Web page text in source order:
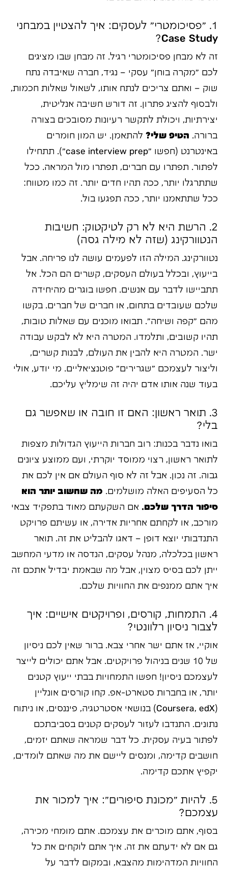
1. "פסיכומטרי" לעסקים: איך להצטיין במבחני
Case Study?
זה לא מבחן פסיכומטרי רגיל. זה מבחן שבו מציגים
לכם "מקרה בוחן" עסקי – נגיד, חברה שאיבדה נתח
שוק – ואתם צריכים לנתח אותו, לשאול שאלות חכמות,
ולבסוף להציג פתרון. זה דורש חשיבה אנליטית,
יצירתיות, ויכולת לתקשר רעיונות מסובכים בצורה
ברורה. הטיפ שלי? להתאמן. יש המון חומרים
באינטרנט (חפשו "case interview prep"). תתחילו
לפתור. תפתרו עם חברים, תפתרו מול המראה. ככל
שתתרגלו יותר, ככה תהיו חדים יותר. זה כמו מטווח:
ככל שתתאמנו יותר, ככה תפגעו בול.
2. הרשת היא לא רק לטיקטוק: חשיבות
הנטוורקינג (שזה לא מילה גסה)
נטוורקינג. המילה הזו לפעמים עושה לנו פריחה. אבל
בייעוץ, ובכלל בעולם העסקים, קשרים הם הכל. אל
תתביישו לדבר עם אנשים. חפשו בוגרים מהיחידה
שלכם שעובדים בתחום, או חברים של חברים. בקשו
מהם "קפה ושיחה". תבואו מוכנים עם שאלות טובות,
תהיו קשובים, ותלמדו. המטרה היא לא לבקש עבודה
ישר. המטרה היא להבין את העולם, לבנות קשרים,
וליצור לעצמכם "שגרירים" פוטנציאליים. מי יודע, אולי
בעוד שנה אותו אדם יהיה זה שימליץ עליכם.
3. תואר ראשון: האם זו חובה או שאפשר גם
בלי?
בואו נדבר בכנות: רוב חברות הייעוץ הגדולות מצפות
לתואר ראשון, רצוי ממוסד יוקרתי, ועם ממוצע ציונים
גבוה. זה נכון. אבל זה לא סוף העולם אם אין לכם את
כל הסעיפים האלה מושלמים. מה שחשוב יותר הוא
סיפור הדרך שלכם. אם השקעתם מאוד בתפקיד צבאי
מורכב, או לקחתם אחריות אדירה, או עשיתם פרויקט
התנדבותי יוצא דופן – דאגו להבליט את זה. תואר
ראשון בכלכלה, מנהל עסקים, הנדסה או מדעי המחשב
ייתן לכם בסיס מצוין, אבל מה שבאמת יבדיל אתכם זה
איך אתם ממנפים את החוויות שלכם.
4. התמחות, קורסים, ופרויקטים אישיים: איך
לצבור ניסיון רלוונטי?
אוקיי, אז אתם ישר אחרי צבא. ברור שאין לכם ניסיון
של 10 שנים בניהול פרויקטים. אבל אתם יכולים לייצר
לעצמכם ניסיון! חפשו התמחויות בבתי ייעוץ קטנים
יותר, או בחברות סטארט-אפ. קחו קורסים אונליין
(Coursera, edX) בנושאי אסטרטגיה, פיננסים, או ניתוח
נתונים. התנדבו לעזור לעסקים קטנים בסביבתכם
לפתור בעיה עסקית. כל דבר שמראה שאתם יזמים,
חושבים קדימה, ומנסים ליישם את מה שאתם לומדים,
יקפיץ אתכם קדימה.
5. להיות "מכונת סיפורים": איך למכור את
עצמכם?
בסוף, אתם מוכרים את עצמכם. אתם מומחי מכירה,
גם אם לא ידעתם את זה. איך אתם לוקחים את כל
החוויות המדהימות מהצבא, ובמקום לדבר על